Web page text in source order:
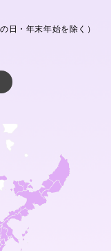
日・年末年始を除く）